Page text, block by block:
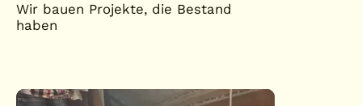
Wir bauen Projekte, die Bestand
haben